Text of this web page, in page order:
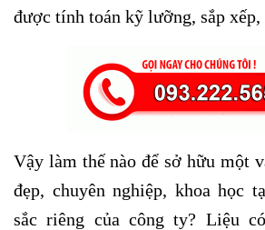
được tính toán kỹ lưỡng, sắp
Vậy làm thế nào để sở hữu một
đẹp, chuyên nghiệp, khoa học
sắc riêng của công ty? Liệu